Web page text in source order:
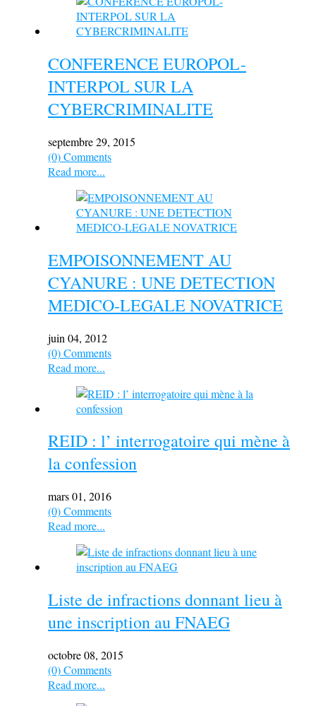
CONFERENCE EUROPOL-
INTERPOL SUR LA
CYBERCRIMINALITE
septembre 29, 2015
(0) Comments
Read more...
EMPOISONNEMENT AU
CYANURE : UNE DETECTION
MEDICO-LEGALE NOVATRICE
juin 04, 2012
(0) Comments
Read more...
REID : l’ interrogatoire qui mène à
la confession
mars 01, 2016
(0) Comments
Read more...
Liste de infractions donnant lieu à
une inscription au FNAEG
octobre 08, 2015
(0) Comments
Read more...